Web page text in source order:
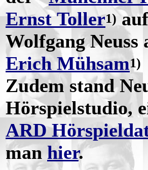
Ernst Toller1)
Wolfgang
Erich Mühsam1)
Zudem stand
Hörspielstudio,
ARD
man hier.